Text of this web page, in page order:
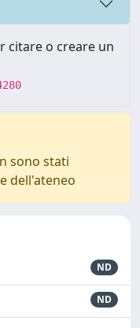
citare o creare un
sono stati
dell'ateneo
ND
ND